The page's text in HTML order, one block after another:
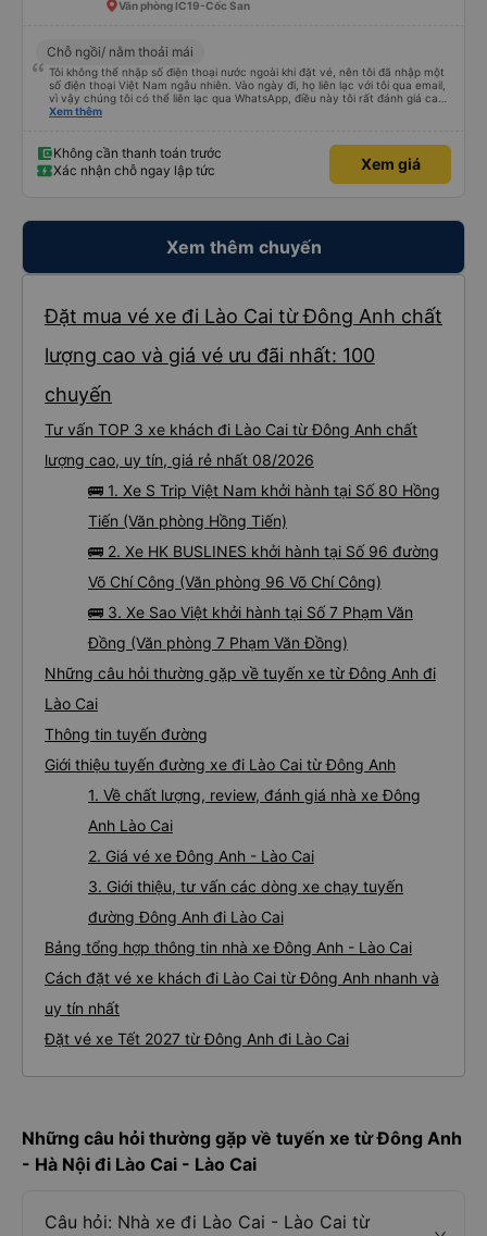
app Vexere và HK Busline và hãng sẽ ngày phát triển để mang lại trải
Văn phòng IC19-Cốc San
Chỗ ngồi/ nằm thoải mái
Tôi không thể nhập số điện thoại nước ngoài khi đặt vé, nên tôi đã nhập một
số điện thoại Việt Nam ngẫu nhiên. Vào ngày đi, họ liên lạc với tôi qua email,
vì vậy chúng tôi có thể liên lạc qua WhatsApp, điều này tôi rất đánh giá cao.
Hướng dẫn chờ tài xế cũng rất tốt. Xe buýt sạch sẽ, tôi được phát một chai
dừng giữa sân bay và Lào Cai). Tôi không tìm thấy nhà vệ sinh trên xe, nên
hơi hoảng một chút, nhưng tôi đánh giá cao việc xe dừng nghỉ thường xuyên
ở cuối hành trình. Tôi sẽ đánh giá cao hơn nếu điều này được thông báo
Xem thêm
Không cần thanh toán trước
Xác nhận chỗ ngay lập tức
Xem giá
Xem thêm chuyến
Đặt mua vé xe đi Lào Cai từ Đông Anh chất
lượng cao và giá vé ưu đãi nhất: 100
chuyến
Tư vấn TOP 3 xe khách đi Lào Cai từ Đông Anh chất
lượng cao, uy tín, giá rẻ nhất 08/2026
🚌 1. Xe S Trip Việt Nam khởi hành tại Số 80 Hồng
Tiến (Văn phòng Hồng Tiến)
🚌 2. Xe HK BUSLINES khởi hành tại Số 96 đường
Võ Chí Công (Văn phòng 96 Võ Chí Công)
🚌 3. Xe Sao Việt khởi hành tại Số 7 Phạm Văn
Đồng (Văn phòng 7 Phạm Văn Đồng)
Những câu hỏi thường gặp về tuyến xe từ Đông Anh đi
Lào Cai
Thông tin tuyến đường
Giới thiệu tuyến đường xe đi Lào Cai từ Đông Anh
1. Về chất lượng, review, đánh giá nhà xe Đông
Anh Lào Cai
2. Giá vé xe Đông Anh - Lào Cai
3. Giới thiệu, tư vấn các dòng xe chạy tuyến
đường Đông Anh đi Lào Cai
Bảng tổng hợp thông tin nhà xe Đông Anh - Lào Cai
Cách đặt vé xe khách đi Lào Cai từ Đông Anh nhanh và
uy tín nhất
Đặt vé xe Tết 2027 từ Đông Anh đi Lào Cai
Những câu hỏi thường gặp về tuyến xe từ Đông Anh
- Hà Nội đi Lào Cai - Lào Cai
Câu hỏi: Nhà xe đi Lào Cai - Lào Cai từ